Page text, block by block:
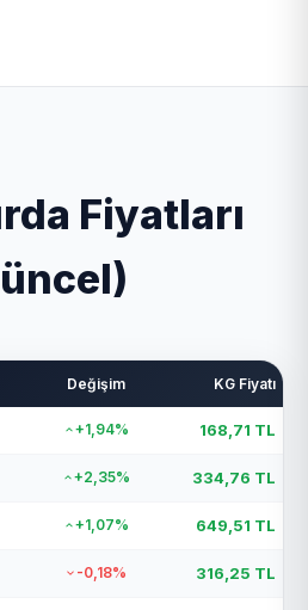
EFT yöntemi ile çalışmaktadır.
Fiyatları
Değişim KG Fiyatı
+1,94% 168,71 TL
+2,35% 334,76 TL
+1,07% 649,51 TL
-0,18% 316,25 TL